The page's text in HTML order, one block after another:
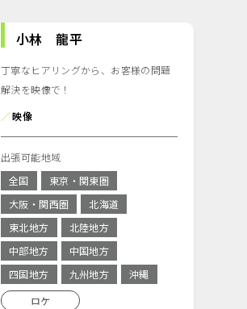
小林 龍平
丁寧なヒアリングから、お客様の問題
解決を映像で！
／映像
出張可能地域
全国
東京・関東圏
大阪・関西圏
北海道
東北地方
北陸地方
中部地方
中国地方
四国地方
九州地方
沖縄
ロケ